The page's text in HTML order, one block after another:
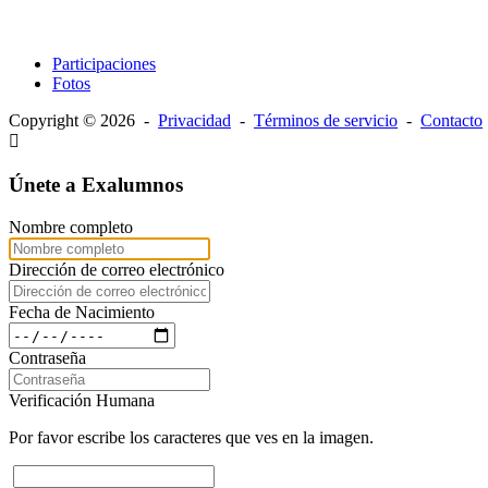
Participaciones
Fotos
Copyright © 2026 - Privacidad - Términos de servicio - Contacto
Únete a Exalumnos
Nombre completo
Dirección de correo electrónico
Fecha de Nacimiento
Contraseña
Verificación Humana
Por favor escribe los caracteres que ves en la imagen.